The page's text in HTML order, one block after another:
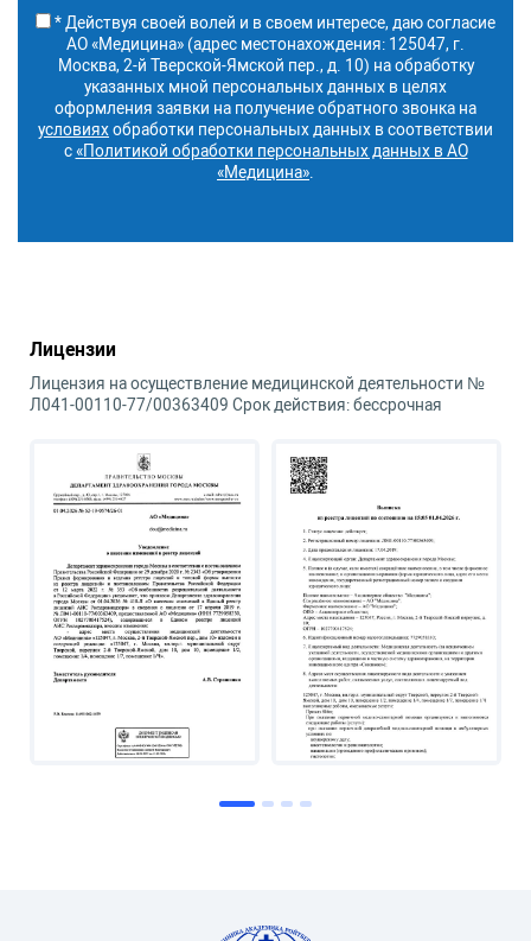
* Действуя своей волей и в своем интересе, даю согласие
АО «Медицина» (адрес местонахождения: 125047, г.
Москва, 2-й Тверской-Ямской пер., д. 10) на обработку
указанных мной персональных данных в целях
оформления заявки на получение обратного звонка на
условияхобработки персональных данных в соответствии
с«Политикой обработки персональных данных в АО
«Медицина».
Лицензии
Лицензия на осуществление медицинской деятельности №
Л041-00110-77/00363409 Срок действия: бессрочная